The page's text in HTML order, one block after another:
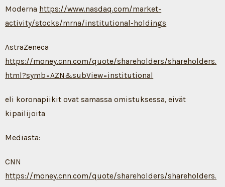
Moderna https://www.nasdaq.com/market-
activity/stocks/mrna/institutional-holdings
AstraZeneca
https://money.cnn.com/quote/shareholders/shareholders.
html?symb=AZN&subView=institutional
eli koronapiikit ovat samassa omistuksessa, eivät
kipailijoita
Mediasta:
CNN
https://money.cnn.com/quote/shareholders/shareholders.